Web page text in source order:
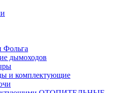
Фольга
дымоходов
и комплектующие